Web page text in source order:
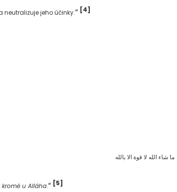
neutralizuje jeho účinky.“ [4]
kromě u Alláha.“ [5]